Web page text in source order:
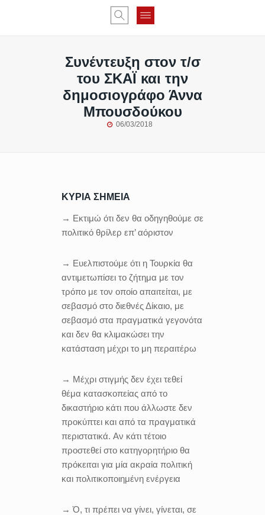
Συνέντευξη στον τ/σ
του ΣΚΑΪ και την
δημοσιογράφο Άννα
Μπουσδούκου
06/03/2018
ΚΥΡΙΑ ΣΗΜΕΙΑ
→ Εκτιμώ ότι δεν θα οδηγηθούμε σε
πολιτικό θρίλερ επ’ αόριστον
→ Ευελπιστούμε ότι η Τουρκία θα
αντιμετωπίσει το ζήτημα με τον
τρόπο με τον οποίο απαιτείται, με
σεβασμό στο διεθνές Δίκαιο, με
σεβασμό στα πραγματικά γεγονότα
και δεν θα κλιμακώσει την
κατάσταση μέχρι το μη περαιτέρω
→ Μέχρι στιγμής δεν έχει τεθεί
θέμα κατασκοπείας από το
δικαστήριο κάτι που άλλωστε δεν
προκύπτει και από τα πραγματικά
περιστατικά. Αν κάτι τέτοιο
προστεθεί στο κατηγορητήριο θα
πρόκειται για μία ακραία πολιτική
και πολιτικοποιημένη ενέργεια
→ Ό, τι πρέπει να γίνει, γίνεται, σε